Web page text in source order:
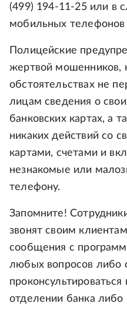
(499) 194-11-25 или в
мобильных телефонов
Полицейские
жертвой мошенников,
обстоятельствах не
лицам сведения о
банковских картах, а
никаких действий со
картами, счетами и
незнакомые или
телефону.
Запомните!
звонят своим
сообщения с
любых вопросов либо
отделении банка либо